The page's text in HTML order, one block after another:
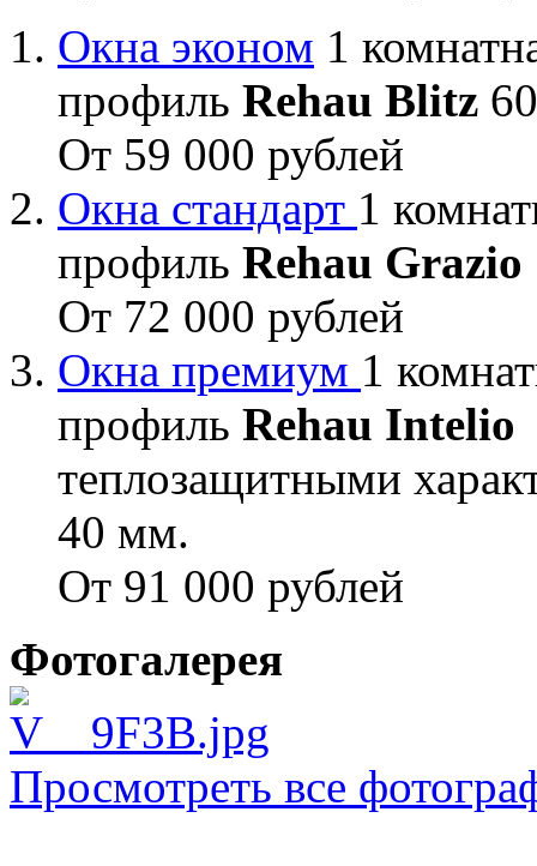
Окна эконом 1
профиль Rehau Blitz
От 59 000 рублей
Окна стандарт 1
профиль Rehau Grazio
От 72 000 рублей
Окна премиум 1
профиль Rehau Intelio
теплозащитными
40 мм.
От 91 000 рублей
Фотогалерея
Просмотреть все